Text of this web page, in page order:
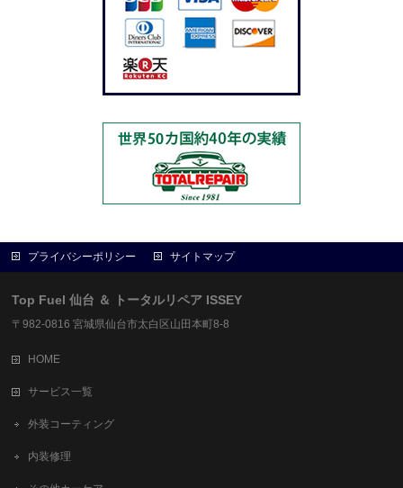
プライバシーポリシー サイトマップ
Top Fuel 仙台 ＆ トータルリペア ISSEY
〒982-0816 宮城県仙台市太白区山田本町8-8
HOME
サービス一覧
外装コーティング
内装修理